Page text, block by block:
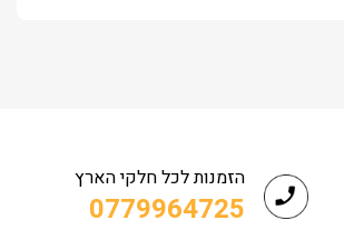
הזמנות לכל חלקי הארץ
0779964725